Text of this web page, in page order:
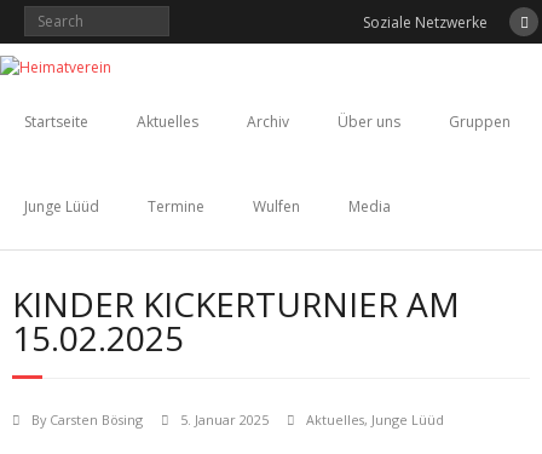
Skip
content
Soziale Netzwerke
Startseite Aktuelles Archiv Über uns Gruppen
Junge Lüüd Termine Wulfen Media
KINDER KICKERTURNIER AM
15.02.2025
By Carsten Bösing 5. Januar 2025 Aktuelles, Junge Lüüd